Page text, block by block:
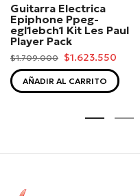
Guitarra Electrica
Epiphone Ppeg-
egl1ebch1 Kit Les Paul
Player Pack
$1.709.000 $1.623.550
AÑADIR AL CARRITO